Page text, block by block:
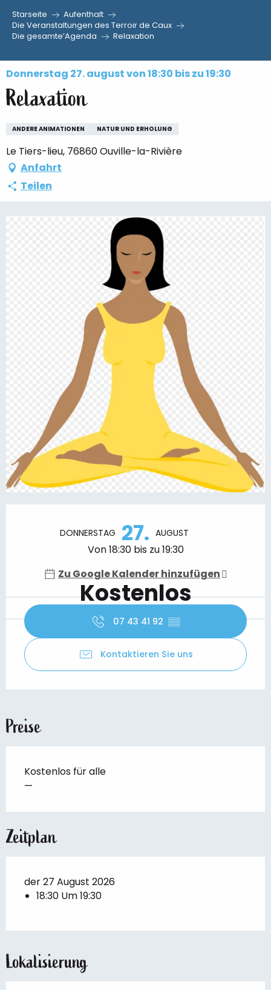
Aller
principal
Starseite
Aufenthalt
Die Veranstaltungen des Terroir de Caux
Die gesamte’Agenda
Relaxation
Donnerstag 27. august von 18:30 bis zu 19:30
Relaxation
ANDERE ANIMATIONEN NATUR UND ERHOLUNG
Le Tiers-lieu, 76860 Ouville-la-Rivière
Anfahrt
Teilen
DONNERSTAG 27. AUGUST
Von 18:30 bis zu 19:30
Zu Google Kalender hinzufügen
Kostenlos
07 43 41 92 ▒▒
Kontaktieren Sie uns
Preise
Kostenlos für alle
—
Zeitplan
der 27 August 2026
18:30 Um 19:30
Lokalisierung